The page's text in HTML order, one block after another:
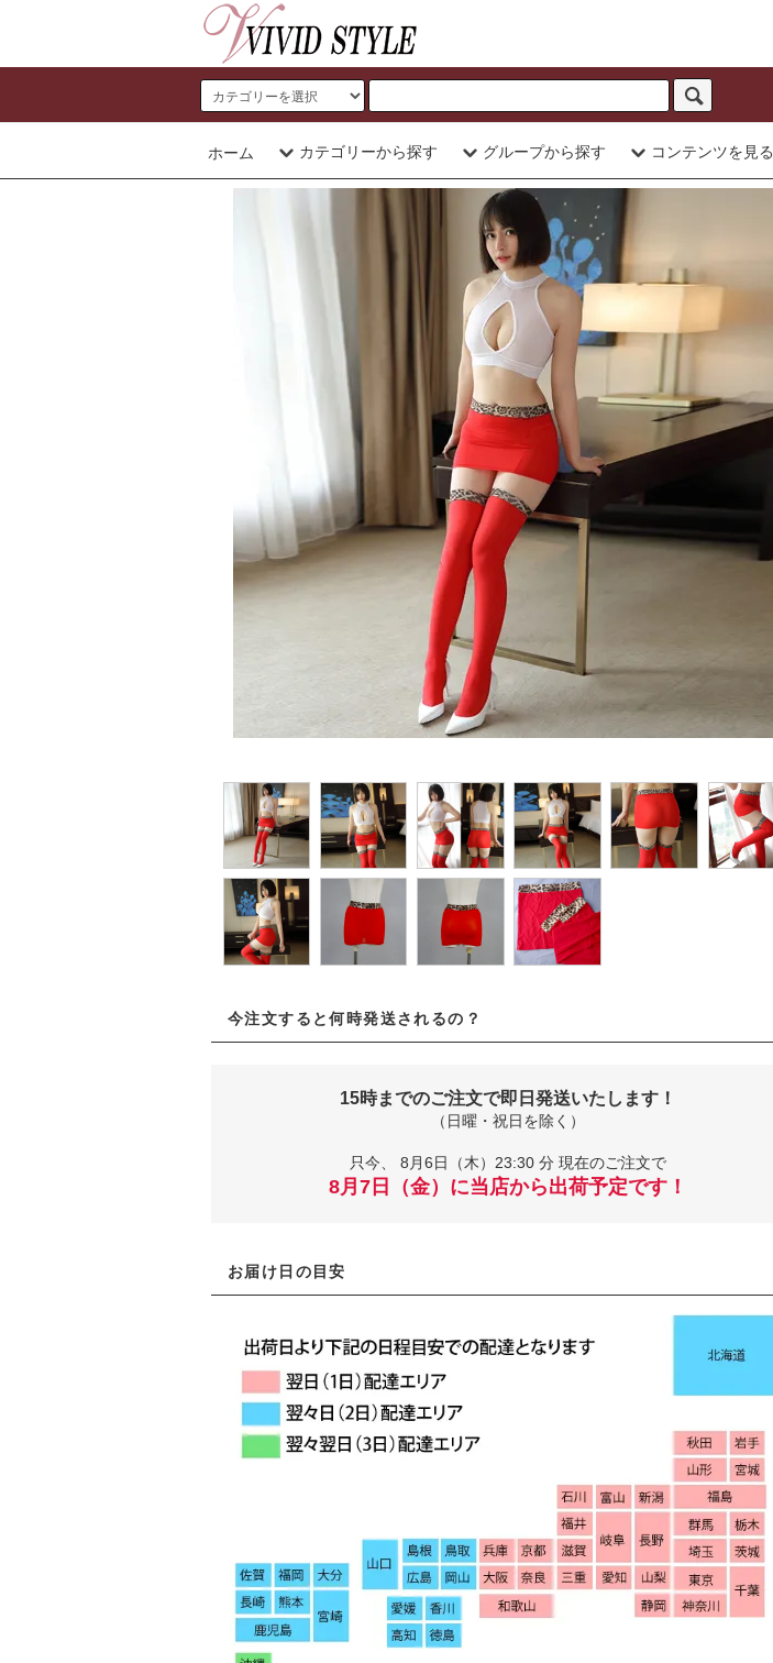
ホーム カテゴリーから探す グループから探す コンテンツを見る
今注文すると何時発送されるの？
15時までのご注文で即日発送いたします！
（日曜・祝日を除く）
只今、 8月6日（木）23:30 分 現在のご注文で
8月7日（金）に当店から出荷予定です！
お届け日の目安